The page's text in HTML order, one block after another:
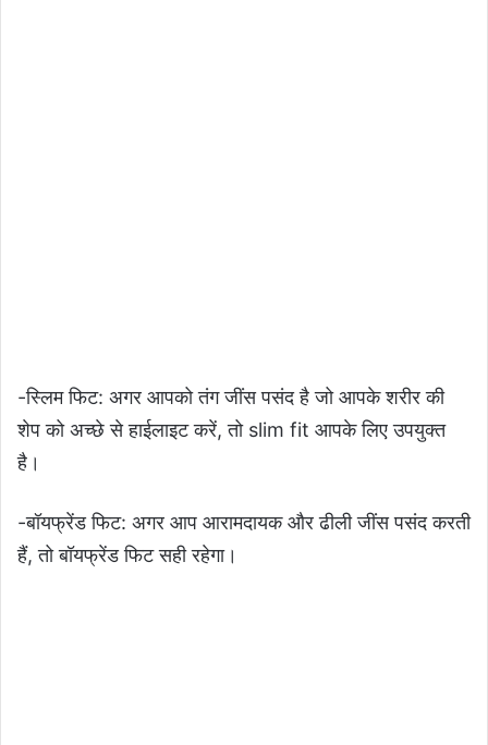
-स्लिम फिट: अगर आपको तंग जींस पसंद है जो आपके शरीर की
शेप को अच्छे से हाईलाइट करें, तो slim fit आपके लिए उपयुक्त
है।
-बॉयफ्रेंड फिट: अगर आप आरामदायक और ढीली जींस पसंद करती
हैं, तो बॉयफ्रेंड फिट सही रहेगा।